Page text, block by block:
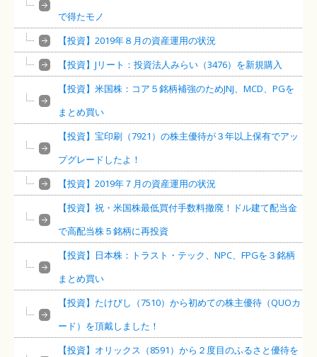
で得たモノ
【投資】2019年８月の資産運用の状況
【投資】Jリート：投資法人みらい（3476）を新規購入
【投資】米国株：コア５銘柄補強のためJNJ、MCD、PGを
まとめ買い
【投資】宝印刷（7921）の株主優待が３年以上保有でアッ
プグレードしたよ！
【投資】2019年７月の資産運用の状況
【投資】祝・米国株最低買付手数料撤廃！ドル建て配当金
で高配当株５銘柄に再投資
【投資】日本株：トラスト・テック、NPC、FPGを３銘柄
まとめ買い
【投資】たけびし（7510）から初めての株主優待（QUOカ
ード）を頂戴しました！
【投資】オリックス（8591）から２度目のふるさと優待を